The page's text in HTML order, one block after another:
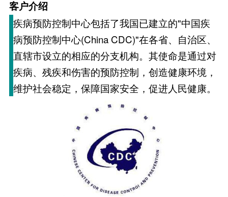
客户介绍
疾病预防控制中心包括了我国已建立的"中国疾
病预防控制中心(China CDC)"在各省、自治区、
直辖市设立的相应的分支机构。其使命是通过对
疾病、残疾和伤害的预防控制，创造健康环境，
维护社会稳定，保障国家安全，促进人民健康。